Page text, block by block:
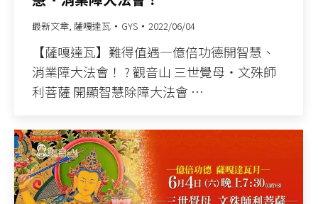
最新文章, 薩嘎達瓦 GYS 2022/06/04
【薩嘎達瓦】難得值遇—億倍功德開智慧、
消業障大法會！ ? 觀音山 三世覺母‧文殊師
利菩薩 開顯智慧除障大法會 …